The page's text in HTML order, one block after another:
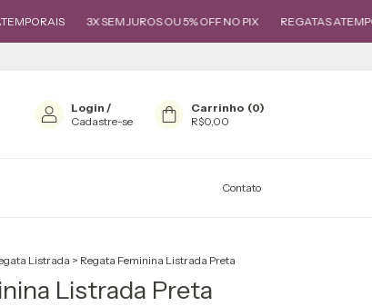
3X SEM JUROS OU 5% OFF NO PIX REGATAS ATEMPORAIS
Login /
Cadastre-se
Carrinho (0)
R$0,00
Contato
Listrada > Regata Feminina Listrada Preta
Listrada Preta